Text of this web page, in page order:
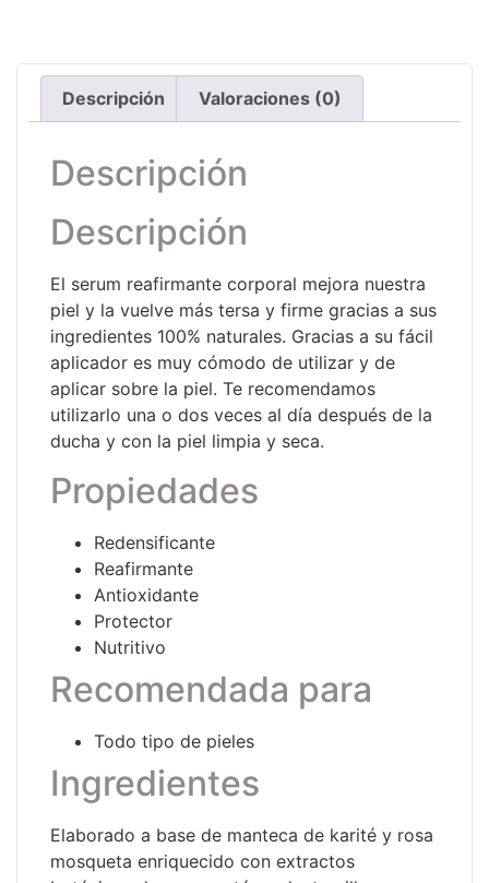
Descripción Valoraciones (0)
Descripción
Descripción
El serum reafirmante corporal mejora nuestra
piel y la vuelve más tersa y firme gracias a sus
ingredientes 100% naturales. Gracias a su fácil
aplicador es muy cómodo de utilizar y de
aplicar sobre la piel. Te recomendamos
utilizarlo una o dos veces al día después de la
ducha y con la piel limpia y seca.
Propiedades
Redensificante
Reafirmante
Antioxidante
Protector
Nutritivo
Recomendada para
Todo tipo de pieles
Ingredientes
Elaborado a base de manteca de karité y rosa
mosqueta enriquecido con extractos